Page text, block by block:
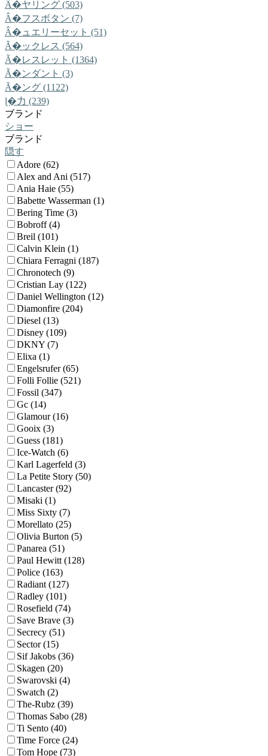
Â�ヤリング (503)
Â�フスボタン (7)
Â�ュエリーセット (51)
Ã�ックレス (564)
Ã�レスレット (1364)
Ã�ンダント (3)
Ã�ング (1122)
ɭ�力 (239)
ブランド
ショー
ブランド
隠す
Adore (62)
Alex and Ani (517)
Ania Haie (55)
Babette Wasserman (1)
Bering Time (3)
Bobroff (4)
Breil (101)
Calvin Klein (1)
Chiara Ferragni (187)
Chronotech (9)
Cristian Lay (122)
Daniel Wellington (12)
Diamonfire (204)
Diesel (13)
Disney (109)
DKNY (7)
Elixa (1)
Engelsrufer (65)
Folli Follie (521)
Fossil (347)
Gc (14)
Glamour (16)
Gooix (3)
Guess (181)
Ice-Watch (6)
Karl Lagerfeld (3)
La Petite Story (50)
Lancaster (92)
Misaki (1)
Miss Sixty (7)
Morellato (25)
Olivia Burton (5)
Panarea (51)
Paul Hewitt (128)
Police (163)
Radiant (127)
Radley (101)
Rosefield (74)
Save Brave (3)
Secrecy (51)
Sector (15)
Sif Jakobs (36)
Skagen (20)
Swarovski (4)
Swatch (2)
The-Rubz (39)
Thomas Sabo (28)
Ti Sento (40)
Time Force (24)
Tom Hope (73)